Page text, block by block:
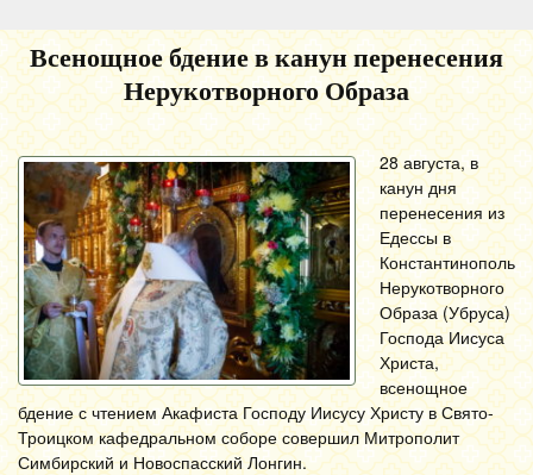
Всенощное бдение в канун перенесения
Нерукотворного Образа
28 августа, в
канун дня
перенесения из
Едессы в
Константинополь
Нерукотворного
Образа (Убруса)
Господа Иисуса
Христа,
всенощное
бдение с чтением Акафиста Господу Иисусу Христу в Свято-
Троицком кафедральном соборе совершил Митрополит
Симбирский и Новоспасский Лонгин.